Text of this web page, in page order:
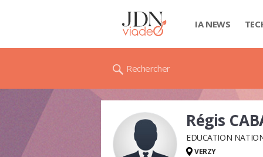
IA NEWS
Rechercher
Régis
EDUCATION
VERZY